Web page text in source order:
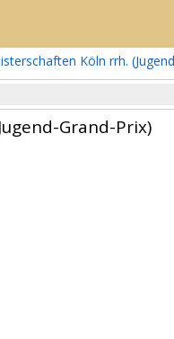
Köln rrh.
Grand-Prix)